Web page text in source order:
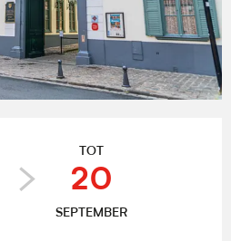
TOT
20
SEPTEMBER